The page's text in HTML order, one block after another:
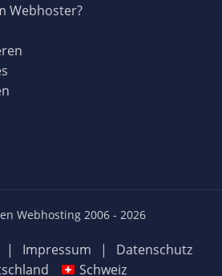
Webhoster?
Webhosting 2006 - 2026
| Impressum |
Datenschutz
Schweiz